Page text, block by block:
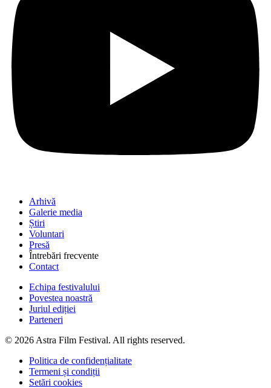
Arhivă
Galerie media
Știri
Voluntari
Presă
Întrebări frecvente
Contact
Echipa festivalului
Povestea noastră
Juriul ediției
Parteneri
© 2026 Astra Film Festival. All rights reserved.
Politica de confidențialitate
Termeni și condiții
Setări cookies